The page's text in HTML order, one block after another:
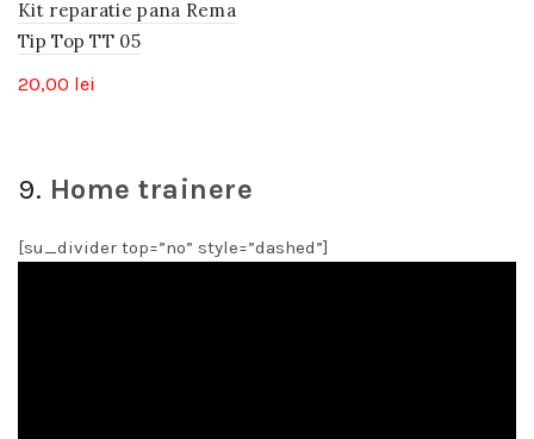
Kit reparatie pana Rema
Tip Top TT 05
20,00 lei
9. Home trainere
[su_divider top=”no” style=”dashed”]